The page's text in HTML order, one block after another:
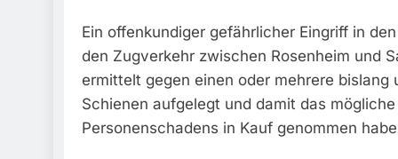
5. August 2026
HZA-R: Zoll
Zur
4. August 2026
Sicher
Ein offenkundiger gefährlicher Eingriff in
den Zugverkehr zwischen Rosenheim und
ermittelt gegen einen oder mehrere
Schienen aufgelegt und damit das
Personenschadens in Kauf genommen